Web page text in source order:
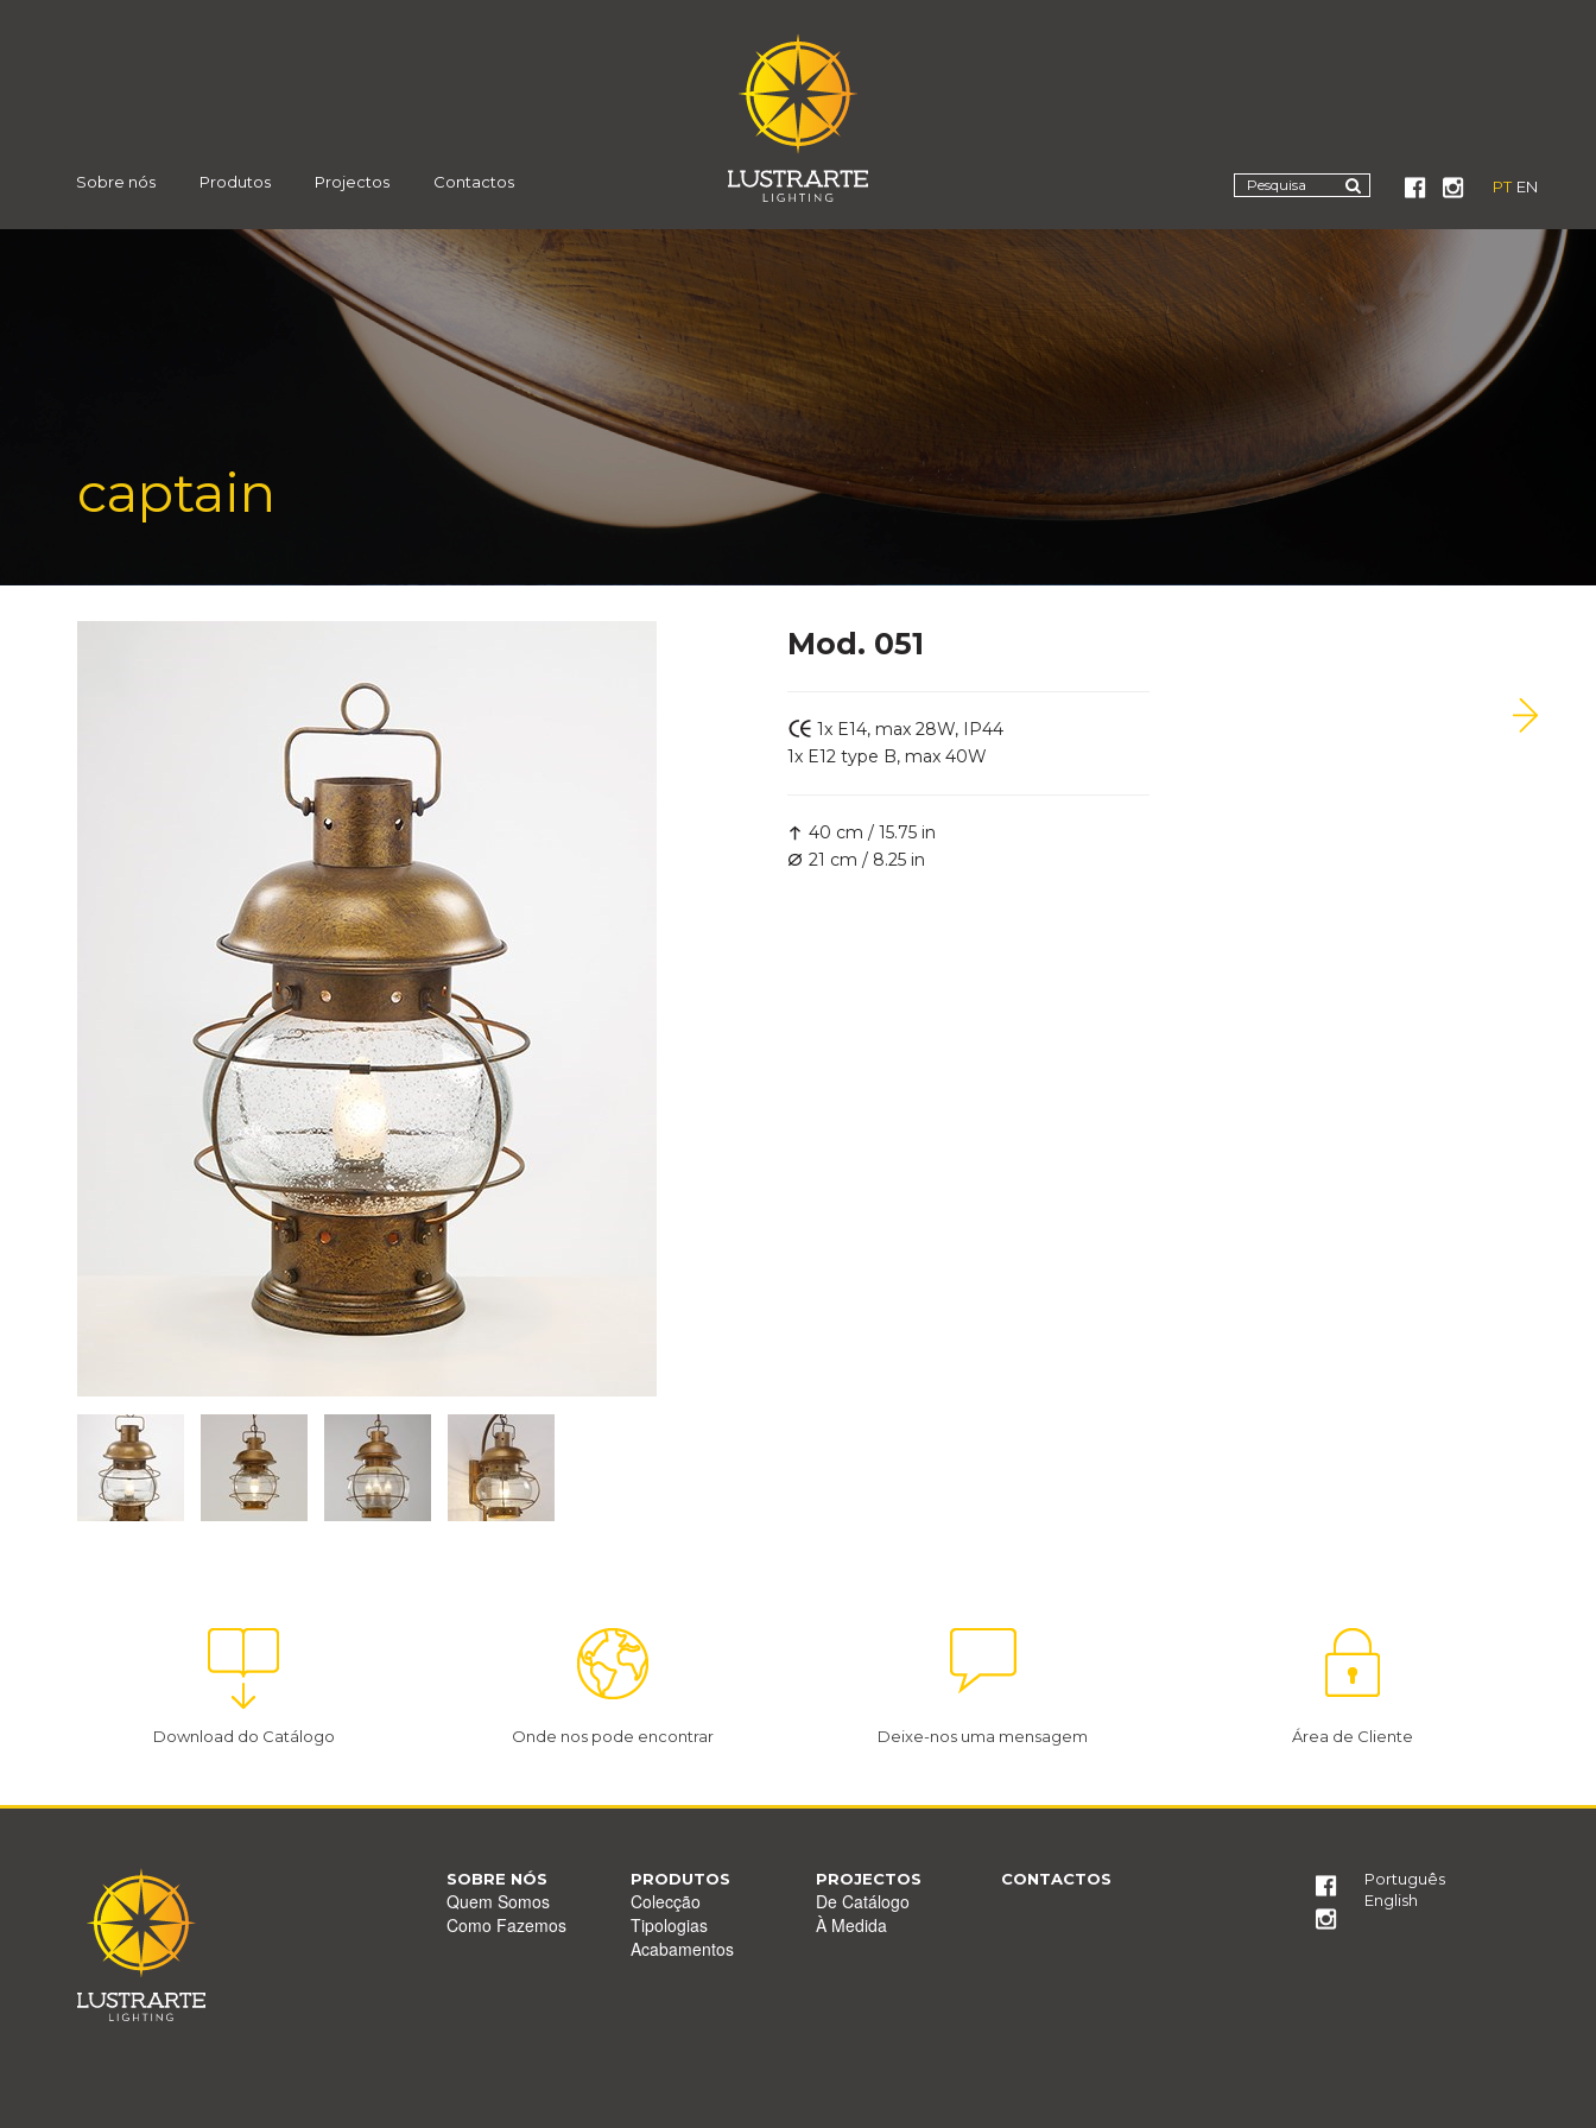
Sobre nós Produtos Projectos Contactos PT EN
captain
Mod. 051
1x E14, max 28W, IP44
1x E12 type B, max 40W
40 cm / 15.75 in
21 cm / 8.25 in
Download do Catálogo Onde nos pode encontrar Deixe-nos uma mensagem Área de Cliente
SOBRE NÓS
Quem Somos
Como Fazemos
PRODUTOS
Colecção
Tipologias
Acabamentos
PROJECTOS
De Catálogo
À Medida
CONTACTOS
Português
English